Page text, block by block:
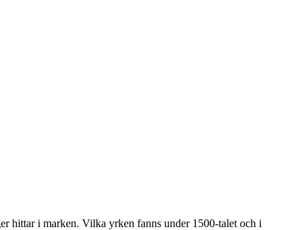
hittar i marken. Vilka yrken fanns under 1500-talet och i